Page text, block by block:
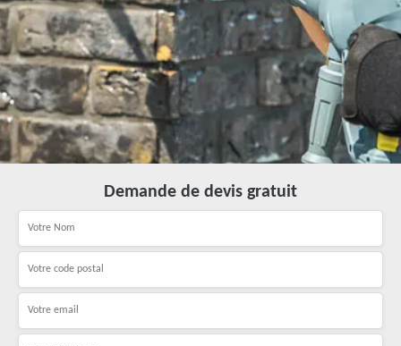
Demande de devis gratuit